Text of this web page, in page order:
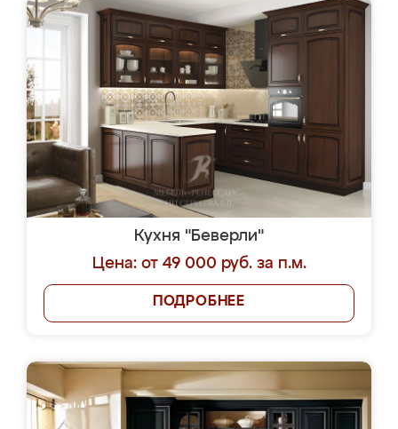
Кухня "Беверли"
Цена: от 49 000 руб. за п.м.
ПОДРОБНЕЕ